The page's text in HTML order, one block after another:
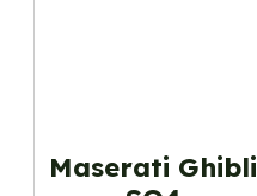
Maserati Ghibli